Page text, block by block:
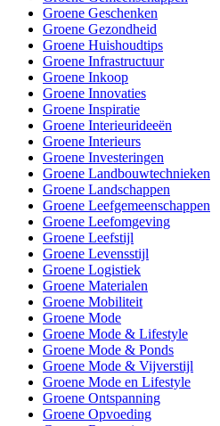
Groene Geschenken
Groene Gezondheid
Groene Huishoudtips
Groene Infrastructuur
Groene Inkoop
Groene Innovaties
Groene Inspiratie
Groene Interieurideeën
Groene Interieurs
Groene Investeringen
Groene Landbouwtechnieken
Groene Landschappen
Groene Leefgemeenschappen
Groene Leefomgeving
Groene Leefstijl
Groene Levensstijl
Groene Logistiek
Groene Materialen
Groene Mobiliteit
Groene Mode
Groene Mode & Lifestyle
Groene Mode & Ponds
Groene Mode & Vijverstijl
Groene Mode en Lifestyle
Groene Ontspanning
Groene Opvoeding